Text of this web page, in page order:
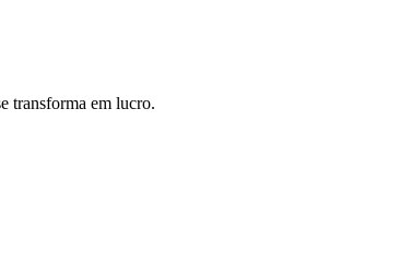
transforma em lucro.